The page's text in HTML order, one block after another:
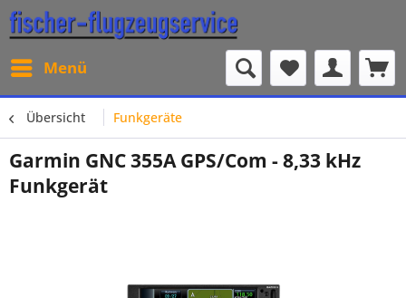
Menü
Übersicht Funkgeräte
Garmin GNC 355A GPS/Com - 8,33 kHz
Funkgerät